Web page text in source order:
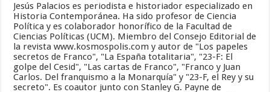
Jesús Palacios es periodista e historiador especializado en
Historia Contemporánea. Ha sido profesor de Ciencia
Política y es colaborador honorífico de la Facultad de
Ciencias Políticas (UCM). Miembro del Consejo Editorial de
la revista www.kosmospolis.com y autor de "Los papeles
secretos de Franco", "La España totalitaria", "23-F: El
golpe del Cesid", "Las cartas de Franco", "Franco y Juan
Carlos. Del franquismo a la Monarquía" y "23-F, el Rey y su
secreto". Es coautor junto con Stanley G. Payne de